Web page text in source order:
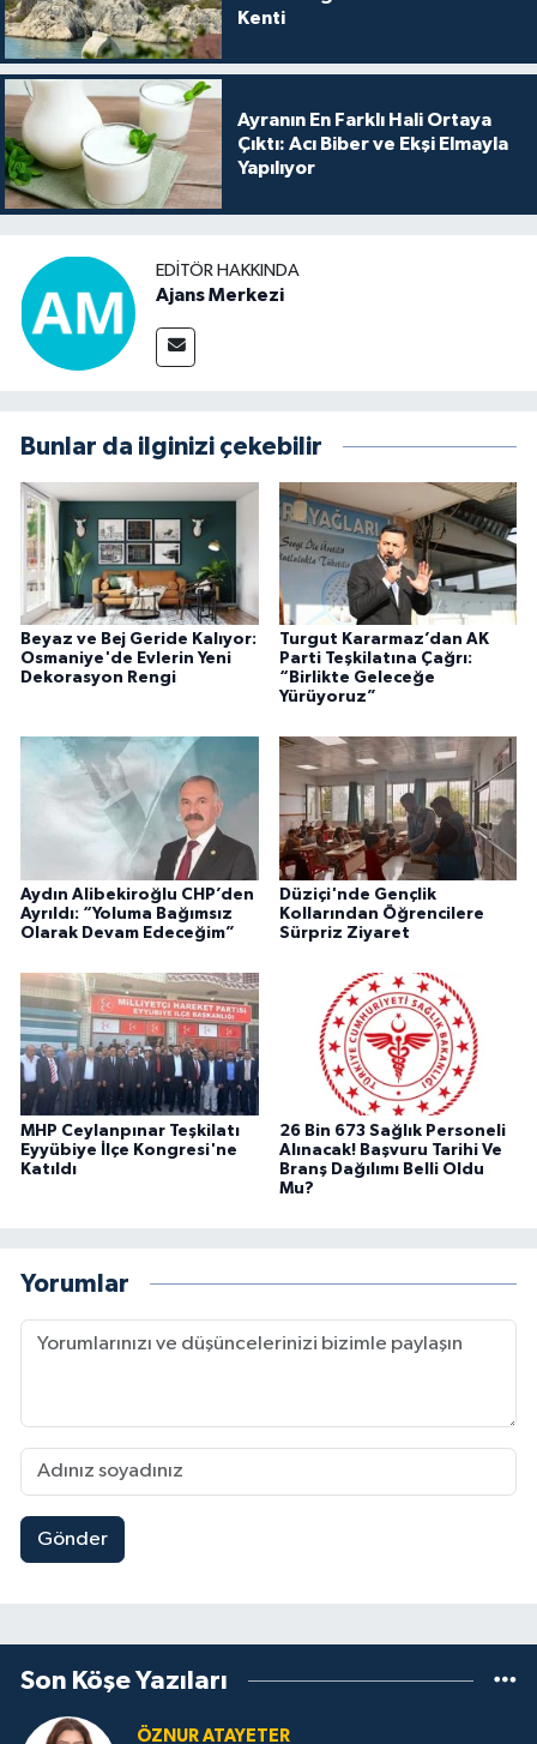
Kenti
Ayranın En Farklı Hali Ortaya
Çıktı: Acı Biber ve Ekşi Elmayla
Yapılıyor
EDITÖR HAKKINDA
Ajans Merkezi
Bunlar da ilginizi çekebilir
Beyaz ve Bej Geride Kalıyor:
Osmaniye'de Evlerin Yeni
Dekorasyon Rengi
Turgut Kararmaz’dan AK
Parti Teşkilatına Çağrı:
“Birlikte Geleceğe
Yürüyoruz”
Aydın Alibekiroğlu CHP’den
Ayrıldı: “Yoluma Bağımsız
Olarak Devam Edeceğim”
Düziçi'nde Gençlik
Kollarından Öğrencilere
Sürpriz Ziyaret
MHP Ceylanpınar Teşkilatı
Eyyübiye İlçe Kongresi'ne
Katıldı
26 Bin 673 Sağlık Personeli
Alınacak! Başvuru Tarihi Ve
Branş Dağılımı Belli Oldu
Mu?
Yorumlar
Gönder
Son Köşe Yazıları
ÖZNUR ATAYETER